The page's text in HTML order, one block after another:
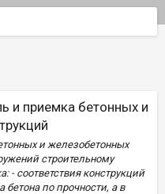
и приемка бетонных и
и железобетонных
строительному
- соответствия конструкций
бетона по прочности, а в